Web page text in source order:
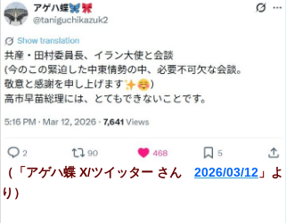
（「アゲハ蝶 X/ツイッター さん 2026/03/12 」よ
り）